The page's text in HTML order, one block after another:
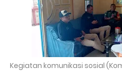
Kegiatan komunikasi sosial